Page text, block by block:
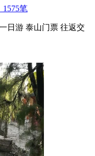
1575笔
日游 泰山门票 往返交